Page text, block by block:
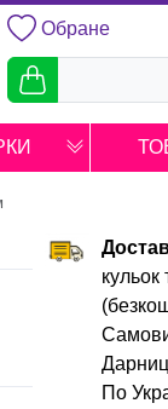
Обране
кульок
По